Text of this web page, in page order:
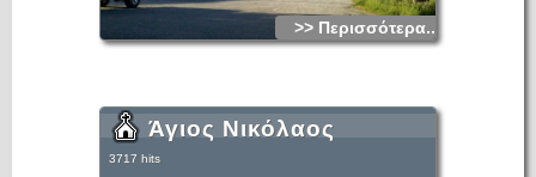
>> Περισσότερα...
Άγιος Νικόλαος
3717 hits